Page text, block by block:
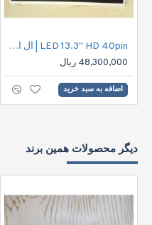
LED 13.3" HD 40pin | ال ای دی نوت بوک اچ دی 40پین
48,300,000 ریال
اضافه به سبد خرید
دیگر محصولات همین برند